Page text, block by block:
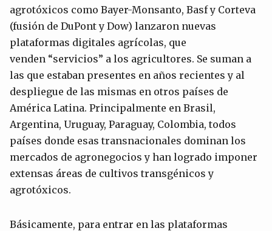
agrotóxicos como Bayer-Monsanto, Basf y Corteva
(fusión de DuPont y Dow) lanzaron nuevas
plataformas digitales agrícolas, que
venden “servicios” a los agricultores. Se suman a
las que estaban presentes en años recientes y al
despliegue de las mismas en otros países de
América Latina. Principalmente en Brasil,
Argentina, Uruguay, Paraguay, Colombia, todos
países donde esas transnacionales dominan los
mercados de agronegocios y han logrado imponer
extensas áreas de cultivos transgénicos y
agrotóxicos.
Básicamente, para entrar en las plataformas